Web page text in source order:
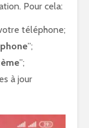
Pour cela:
téléphone;
”;
”;
à jour